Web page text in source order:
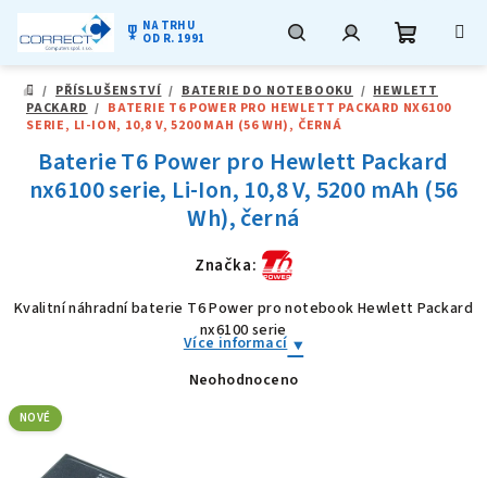
obsah
military_tech NA TRHU
OD R. 1991
DOMŮ
/ PŘÍSLUŠENSTVÍ / BATERIE DO NOTEBOOKU / HEWLETT
PACKARD / BATERIE T6 POWER PRO HEWLETT PACKARD NX6100
SERIE, LI-ION, 10,8 V, 5200 MAH (56 WH), ČERNÁ
Baterie T6 Power pro Hewlett Packard
nx6100 serie, Li-Ion, 10,8 V, 5200 mAh (56
Wh), černá
Značka:
Kvalitní náhradní baterie T6 Power pro notebook Hewlett Packard
nx6100 serie
Více informací
Průměrné
Neohodnoceno
NOVÉ